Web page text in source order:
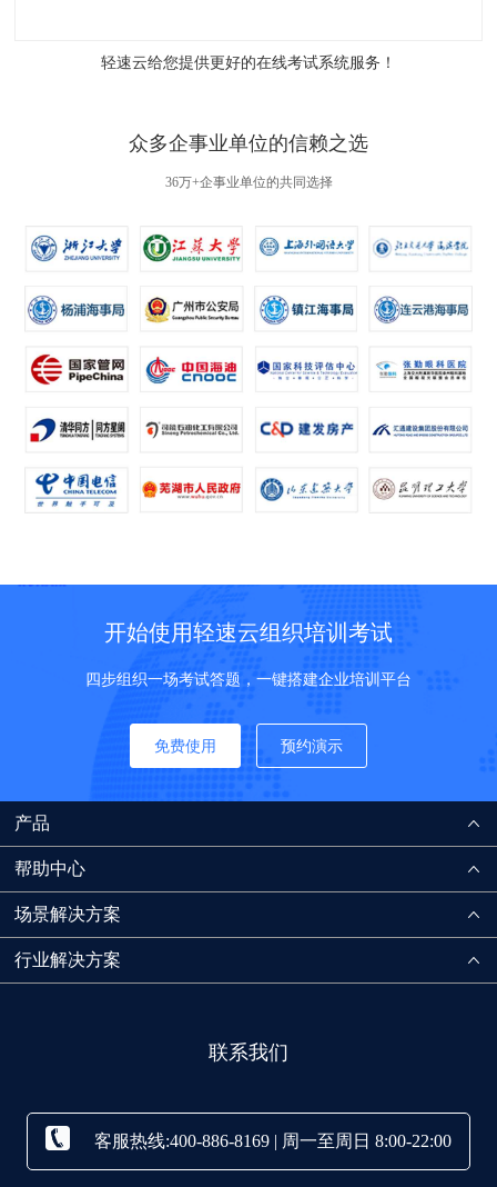
轻速云给您提供更好的在线考试系统服务！
众多企事业单位的信赖之选
36万+企事业单位的共同选择
开始使用轻速云组织培训考试
四步组织一场考试答题，一键搭建企业培训平台
免费使用 预约演示
产品
帮助中心
场景解决方案
行业解决方案
联系我们
客服热线:400-886-8169 | 周一至周日 8:00-22:00